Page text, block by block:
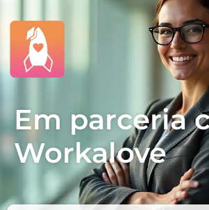
Em parceria
Workalove